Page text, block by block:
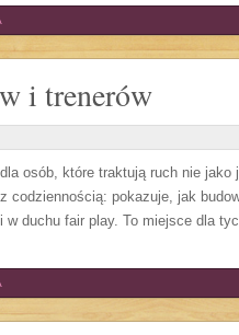
i trenerów
osób, które traktują ruch nie jako
codziennością: pokazuje, jak
duchu fair play. To miejsce dla